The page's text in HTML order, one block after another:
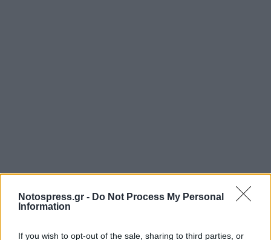
Notospress.gr - Do Not Process My Personal
Information
If you wish to opt-out of the sale, sharing to third parties, or